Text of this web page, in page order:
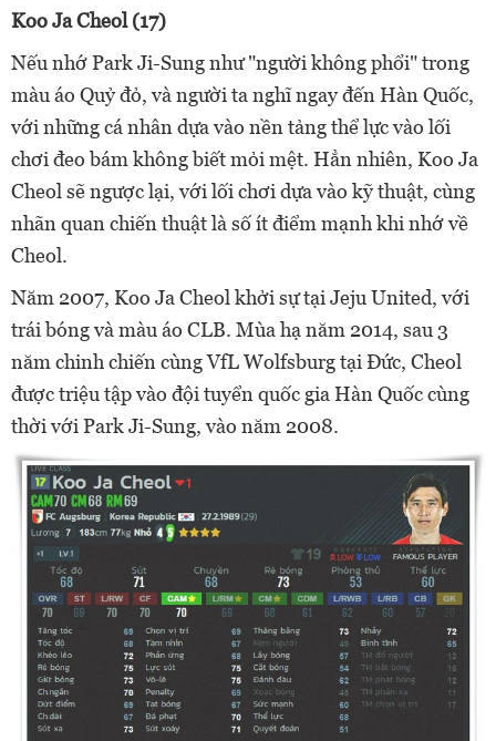
Koo Ja Cheol (17)
Nếu nhớ Park Ji-Sung như "người không phổi" trong
màu áo Quỷ đỏ, và người ta nghĩ ngay đến Hàn Quốc,
với những cá nhân dựa vào nền tảng thể lực vào lối
chơi đeo bám không biết mỏi mệt. Hẳn nhiên, Koo Ja
Cheol sẽ ngược lại, với lối chơi dựa vào kỹ thuật, cùng
nhãn quan chiến thuật là số ít điểm mạnh khi nhớ về
Cheol.
Năm 2007, Koo Ja Cheol khởi sự tại Jeju United, với
trái bóng và màu áo CLB. Mùa hạ năm 2014, sau 3
năm chinh chiến cùng VfL Wolfsburg tại Đức, Cheol
được triệu tập vào đội tuyển quốc gia Hàn Quốc cùng
thời với Park Ji-Sung, vào năm 2008.